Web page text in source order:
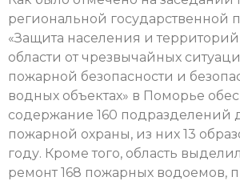
региональной государственной
«Защита населения и
области от чрезвычайных
пожарной безопасности и
водных объектах» в Поморье
содержание 160 подразделений
пожарной охраны, из них 13
году. Кроме того, область
ремонт 168 пожарных водоемов,